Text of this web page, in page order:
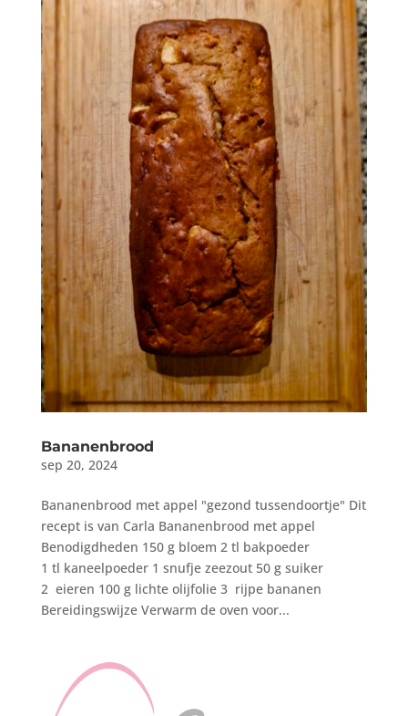
Bananenbrood
sep 20, 2024
Bananenbrood met appel "gezond tussendoortje" Dit
recept is van Carla Bananenbrood met appel
Benodigdheden 150 g bloem 2 tl bakpoeder
1 tl kaneelpoeder 1 snufje zeezout 50 g suiker
2 eieren 100 g lichte olijfolie 3 rijpe bananen
Bereidingswijze Verwarm de oven voor...